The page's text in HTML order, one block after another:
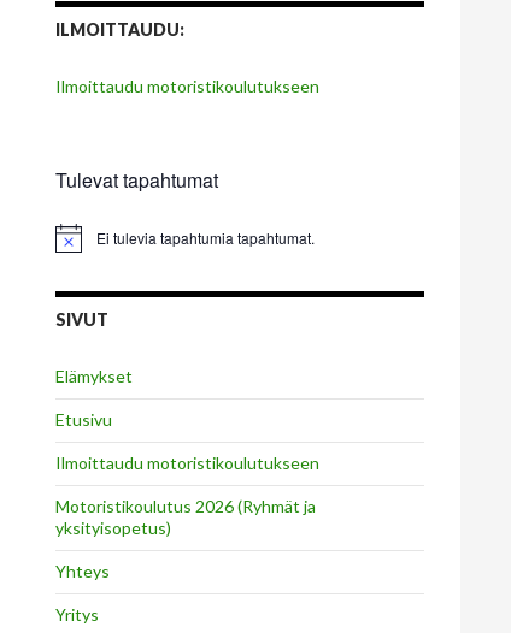
ILMOITTAUDU:
Ilmoittaudu motoristikoulutukseen
Tulevat tapahtumat
Ei tulevia tapahtumia tapahtumat.
SIVUT
Elämykset
Etusivu
Ilmoittaudu motoristikoulutukseen
Motoristikoulutus 2026 (Ryhmät ja
yksityisopetus)
Yhteys
Yritys